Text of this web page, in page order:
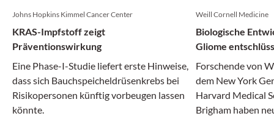
Johns Hopkins Kimmel Cancer Center
KRAS-Impfstoff zeigt
Präventionswirkung
Eine Phase-I-Studie liefert erste Hinweise,
dass sich Bauchspeicheldrüsenkrebs bei
Risikopersonen künftig vorbeugen lassen
könnte.
Weill Cornell Medicine
Biologische
Gliome
Forschende von
dem New York
Harvard Medical
Brigham haben